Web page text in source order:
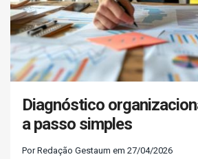
Diagnóstico
a passo simples
Por Redação Gestaum em 27/04/2026